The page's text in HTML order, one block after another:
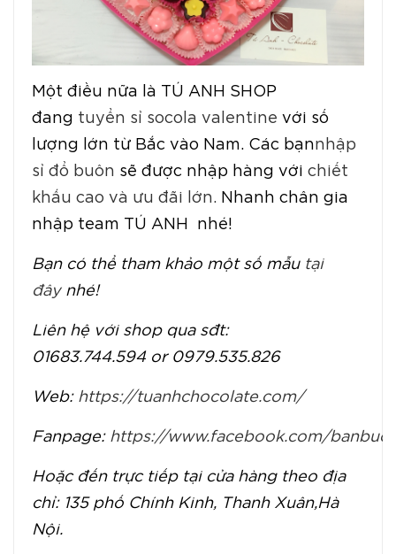
Một điều nữa là TÚ ANH SHOP
đang tuyển sỉ socola valentine với số
lượng lớn từ Bắc vào Nam. Các bạnnhập
sỉ đổ buôn sẽ được nhập hàng với chiết
khấu cao và ưu đãi lớn. Nhanh chân gia
nhập team TÚ ANH nhé!
Bạn có thể tham khảo một số mẫu tại
đâynhé!
Liên hệ với shop qua sđt:
01683.744.594 or 0979.535.826
Web: https://tuanhchocolate.com/
Fanpage: https://www.facebook.com/
Hoặc đến trực tiếp tại cửa hàng theo địa
chỉ: 135 phố Chính Kinh, Thanh Xuân,Hà
Nội.